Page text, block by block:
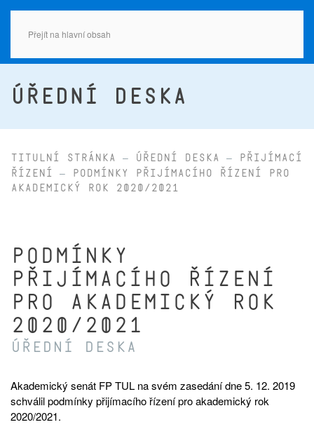
Přejít na hlavní obsah
ÚŘEDNÍ DESKA
Titulní stránka Úřední deska
Přijímací
řízení
Podmínky přijímacího řízení pro
akademický rok 2020/2021
Podmínky
přijímacího řízení
pro akademický rok
2020/2021
Úřední deska
Akademický senát FP TUL na svém zasedání dne 5. 12. 2019
schválil podmínky přijímacího řízení pro akademický rok
2020/2021.